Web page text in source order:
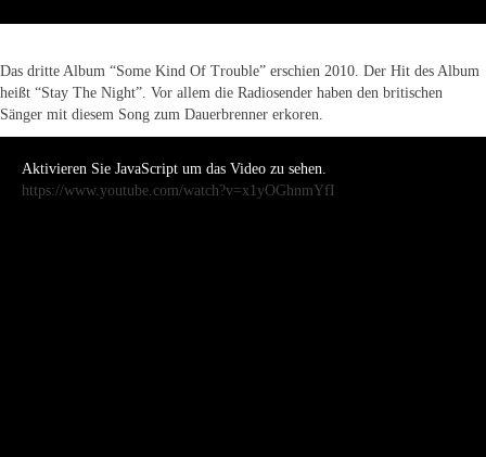
Das dritte Album “Some Kind Of Trouble” erschien 2010. Der Hit des Album
heißt “Stay The Night”. Vor allem die Radiosender haben den britischen
Sänger mit diesem Song zum Dauerbrenner erkoren.
Aktivieren Sie JavaScript um das Video zu sehen.
https://www.youtube.com/watch?v=x1yOGhnmYfI